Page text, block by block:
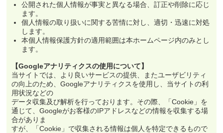
公開された個人情報が事実と異なる場合、訂正や削除に応じ
ます。
個人情報の取り扱いに関する苦情に対し、適切・迅速に対処
します。
本個人情報保護方針の適用範囲は本ホームページ内のみとし
ます。
【Googleアナリティクスの使用について】
当サイトでは、より良いサービスの提供、またユーザビリティ
の向上のため、Googleアナリティクスを使用し、当サイトの利
用状況などの
データ収集及び解析を行っております。その際、「Cookie」を
通じて、Googleがお客様のIPアドレスなどの情報を収集する場
合がありま
すが、「Cookie」で収集される情報は個人を特定できるもので